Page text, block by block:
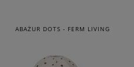
ABAŻUR DOTS - FERM LIVING